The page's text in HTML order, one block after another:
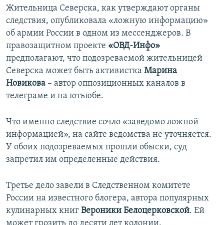
д
ы
д
у
щ
и
й
с
а
й
д
д
у
ю
щ
и
й
с
л
й
д
Жительница Северска, как утверждают органы
следствия, опубликовала «ложную информацию»
об армии России в одном из мессенджеров. В
правозащитном проекте «ОВД-Инфо»
предполагают, что подозреваемой жительницей
Северска может быть активистка Марина
Новикова – автор оппозиционных каналов в
телеграме и на ютьюбе.
Что именно следствие сочло «заведомо ложной
информацией», на сайте ведомства не уточняется.
У обоих подозреваемых прошли обыски, суд
запретил им определенные действия.
Третье дело завели в Следственном комитете
России на известного блогера, автора популярных
кулинарных книг Вероники Белоцерковской. Ей